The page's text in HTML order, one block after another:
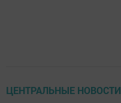
ЦЕНТРАЛЬНЫЕ НОВОСТИ